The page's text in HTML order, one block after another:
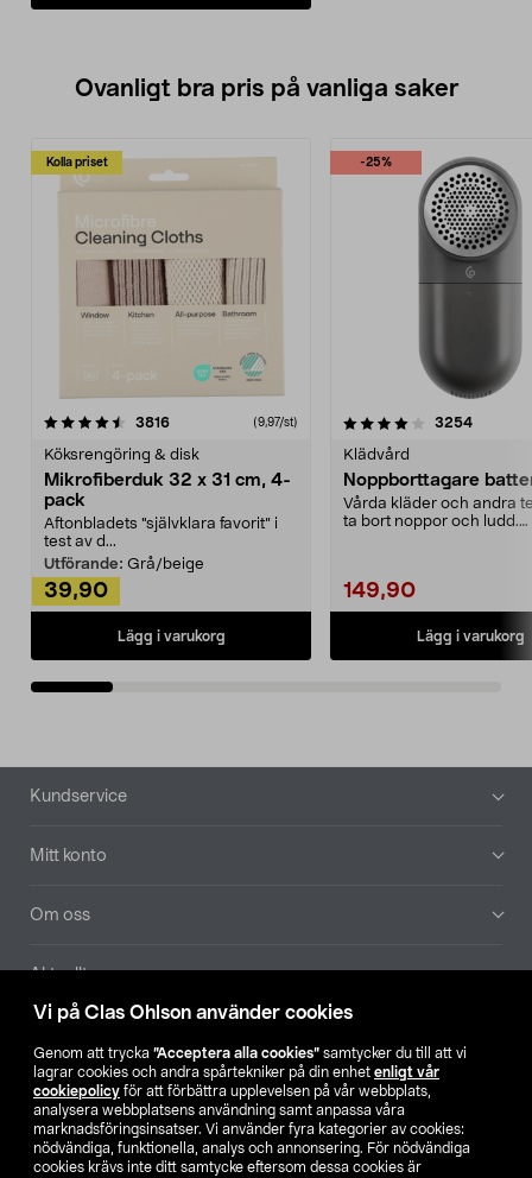
Vi på Clas Ohlson använder cookies
Genom att trycka ”Acceptera alla cookies” samtycker du till att vi
lagrar cookies och andra spårtekniker på din enhet enligt vår
cookiepolicy för att förbättra upplevelsen på vår webbplats,
analysera webbplatsens användning samt anpassa våra
marknadsföringsinsatser. Vi använder fyra kategorier av cookies:
nödvändiga, funktionella, analys och annonsering. För nödvändiga
cookies krävs inte ditt samtycke eftersom dessa cookies är
Ovanligt bra pris på vanliga saker
Kolla priset
3816recensioner (9,97/st)
Köksrengöring & disk
Mikrofiberduk 32 x 31 cm, 4-
pack
Aftonbladets "självklara favorit” i
test av d...
Utförande: Grå/beige
39,90
Lägg i varukorg
-25%
4.0av 5 stjärnor 3254
Klädvård
Noppborttagare
Vårda kläder och andra
ta bort noppor och ludd.
149,90
Lägg i varukorg
4.5av 5 stjärnor
Sidfot
Kundservice
Mitt konto
Om oss
Aktuellt
Hitta butik
SE NO FI